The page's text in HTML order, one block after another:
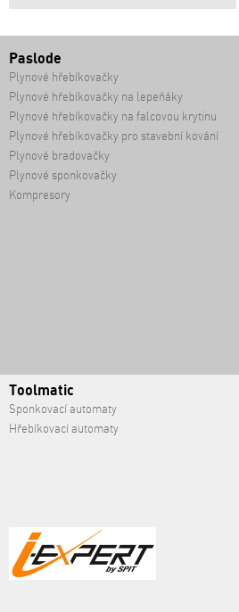
Paslode
Plynové hřebíkovačky
Plynové hřebíkovačky na lepeňáky
Plynové hřebíkovačky na falcovou krytinu
Plynové hřebíkovačky pro stavební kování
Plynové bradovačky
Plynové sponkovačky
Kompresory
Toolmatic
Sponkovací automaty
Hřebíkovací automaty